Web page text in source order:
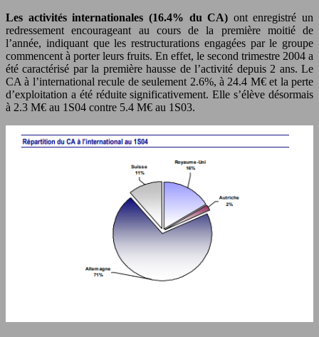
Les activités internationales (16.4% du CA) ont enregistré un
redressement encourageant au cours de la première moitié de
l’année, indiquant que les restructurations engagées par le groupe
commencent à porter leurs fruits. En effet, le second trimestre 2004 a
été caractérisé par la première hausse de l’activité depuis 2 ans. Le
CA à l’international recule de seulement 2.6%, à 24.4 M€ et la perte
d’exploitation a été réduite significativement. Elle s’élève désormais
à 2.3 M€ au 1S04 contre 5.4 M€ au 1S03.